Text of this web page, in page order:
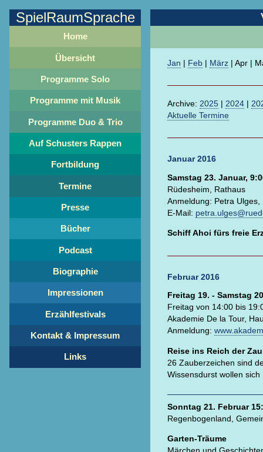
SpielRaumSprache
Home
Übersicht
Programme Solo
Programme mit Musik
Programme Duo & Trio
Auf Schusters Rappen
Fortbildung
Termine
Presse
Bücher
Podcast
Biographie
Impressionen
Erzählfestivals
Kontakt & Impressum
Links
Jan | Feb| März| Apr|
Archive: 2025| 2024|
Aktuelle Termine
Januar 2016
Samstag 23. Januar,
Rüdesheim, Rathaus
Anmeldung: Petra
E-Mail:
Schiff Ahoi fürs freie
Februar 2016
Freitag 19. - Samstag
Freitag von 14:00 bis
Akademie De la Tour,
Anmeldung:
Reise ins Reich der
26 Zauberzeichen sind
Wissensdurst wollen
Sonntag 21. Februar
Regenbogenland,
Garten-Träume